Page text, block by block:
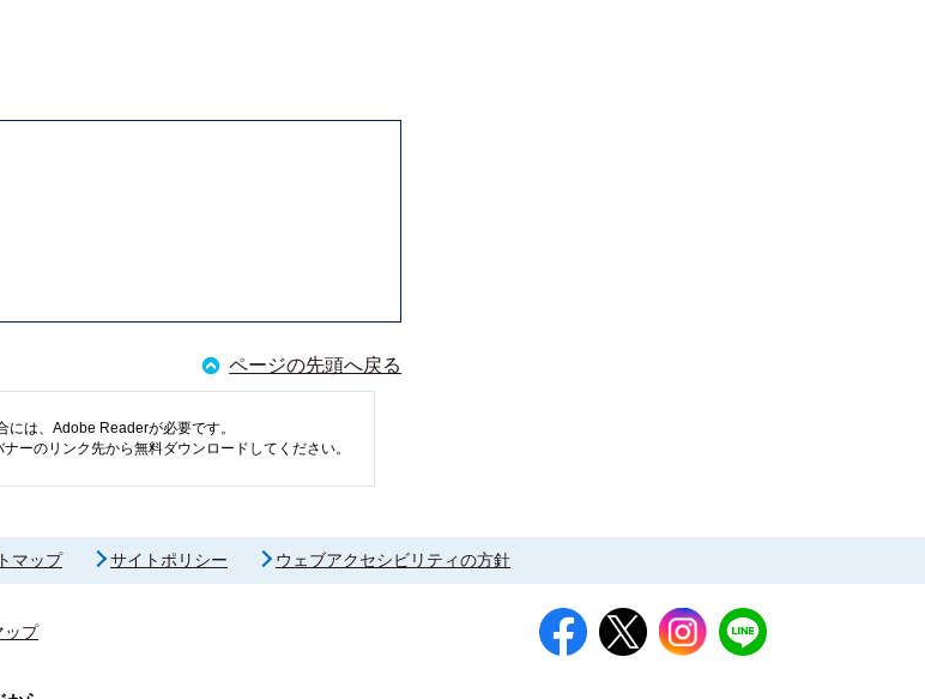
ページの先頭へ戻る
は、Adobe Readerが必要です。
ーのリンク先から無料ダウンロードしてください。
マップ サイトポリシー ウェブアクセシビリティの方針
ップ